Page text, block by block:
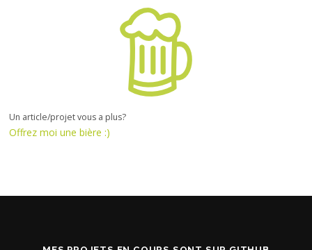
Un article/projet vous a plus?
Offrez moi une bière :)